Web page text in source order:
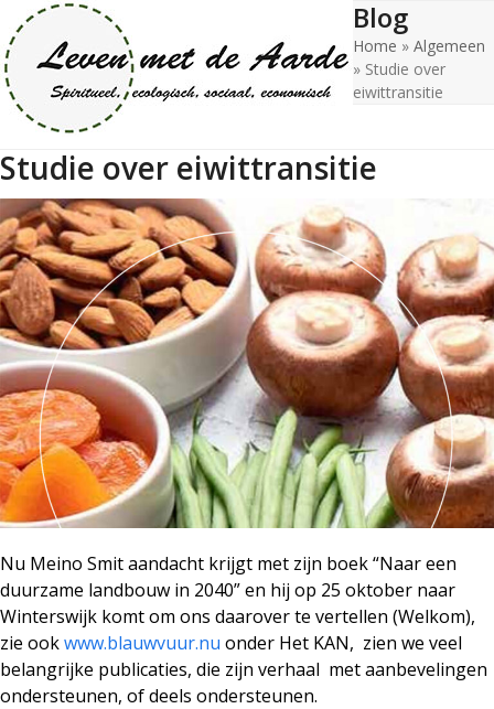
Skip
to
content
Open
mobile
menu
Close
mobile
menu
Blog
Home » Algemeen
» Studie over
eiwittransitie
Studie over eiwittransitie
Nu Meino Smit aandacht krijgt met zijn boek “Naar een
duurzame landbouw in 2040” en hij op 25 oktober naar
Winterswijk komt om ons daarover te vertellen (Welkom),
zie ookwww.blauwvuur.nu onder Het KAN, zien we veel
belangrijke publicaties, die zijn verhaal met aanbevelingen
ondersteunen, of deels ondersteunen.